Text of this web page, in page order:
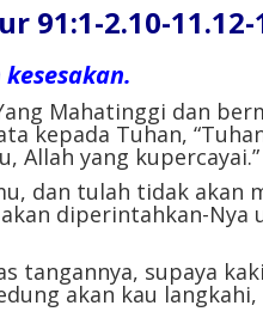
91:1-2.10-11.12-
Mahatinggi dan
kepada Tuhan,
Allah yang kupercayai.”
dan tulah tidak akan
diperintahkan-Nya
tangannya, supaya
akan kau langkahi,